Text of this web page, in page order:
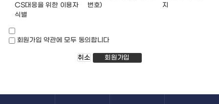
CS대응을 위한 이용자
식별
번호)
지
회원가입 약관에 모두 동의합니다
취소 회원가입